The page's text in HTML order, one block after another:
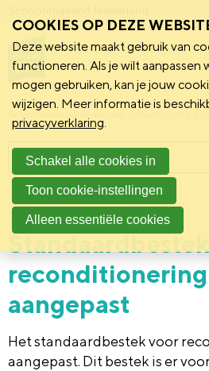
Schoonmakend Nederland
Instrument 14 juli 2022
Standaardbestek
aangepast
Het standaardbestek voor
aangepast. Dit bestek is er
Menu
COOKIES OP DEZE
Deze website maakt gebruik van
functioneren. Als je wilt aanpassen
mogen gebruiken, kan je jouw
wijzigen. Meer informatie is
privacyverklaring.
Schakel alle cookies in
Toon cookie-instellingen
Alleen essentiële cookies